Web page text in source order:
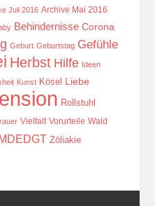
Juli 2016 Archive Mai 2016
Behindernisse Corona
Geburt Geburtstag Gefühle
Herbst Hilfe Ideen
Kunst Kösel Liebe
Rollstuhl
Vielfalt Vorurteile Wald
Zöliakie